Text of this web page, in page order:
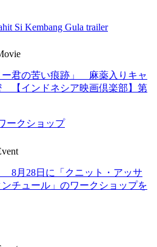
ー君の苦い痕跡」 麻薬入りキャ
【インドネシア映画倶楽部】第
8月28日に「クニット・アッサ
チュール」のワークショップを